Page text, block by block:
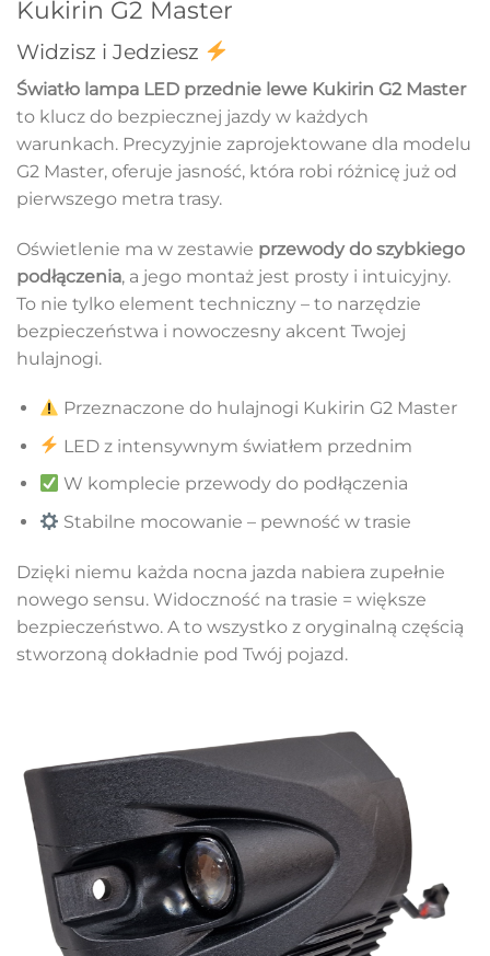
Kukirin G2 Master
Widzisz i Jedziesz
Światło lampa LED przednie lewe Kukirin G2 Master
to klucz do bezpiecznej jazdy w każdych
warunkach. Precyzyjnie zaprojektowane dla modelu
G2 Master, oferuje jasność, która robi różnicę już od
pierwszego metra trasy.
Oświetlenie ma w zestawie przewody do szybkiego
podłączenia, a jego montaż jest prosty i intuicyjny.
To nie tylko element techniczny – to narzędzie
bezpieczeństwa i nowoczesny akcent Twojej
hulajnogi.
Przeznaczone do hulajnogi Kukirin G2 Master
LED z intensywnym światłem przednim
W komplecie przewody do podłączenia
Stabilne mocowanie – pewność w trasie
Dzięki niemu każda nocna jazda nabiera zupełnie
nowego sensu. Widoczność na trasie = większe
bezpieczeństwo. A to wszystko z oryginalną częścią
stworzoną dokładnie pod Twój pojazd.